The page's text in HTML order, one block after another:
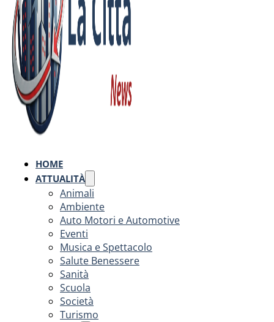
HOME
ATTUALITÀ
Animali
Ambiente
Auto Motori e Automotive
Eventi
Musica e Spettacolo
Salute Benessere
Sanità
Scuola
Società
Turismo